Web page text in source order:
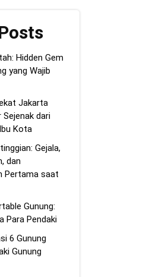
Hidden Gem
yang Wajib
Jakarta
Sejenak dari
Kota
Gejala,
dan
Pertama saat
Gunung:
Para Pendaki
6 Gunung
Gunung